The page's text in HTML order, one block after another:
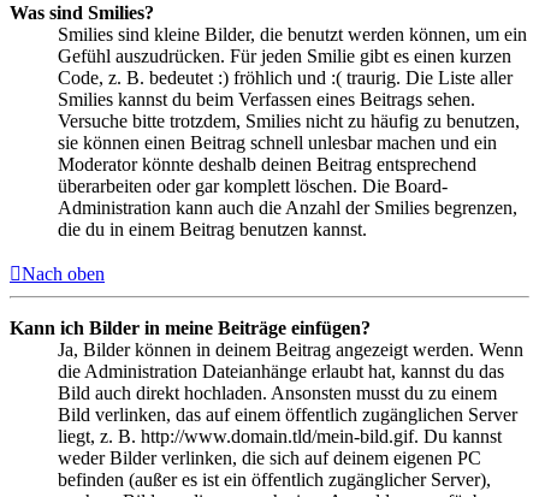
Was sind Smilies?
Smilies sind kleine Bilder, die benutzt werden können, um ein
Gefühl auszudrücken. Für jeden Smilie gibt es einen kurzen
Code, z. B. bedeutet :) fröhlich und :( traurig. Die Liste aller
Smilies kannst du beim Verfassen eines Beitrags sehen.
Versuche bitte trotzdem, Smilies nicht zu häufig zu benutzen,
sie können einen Beitrag schnell unlesbar machen und ein
Moderator könnte deshalb deinen Beitrag entsprechend
überarbeiten oder gar komplett löschen. Die Board-
Administration kann auch die Anzahl der Smilies begrenzen,
die du in einem Beitrag benutzen kannst.
Nach oben
Kann ich Bilder in meine Beiträge einfügen?
Ja, Bilder können in deinem Beitrag angezeigt werden. Wenn
die Administration Dateianhänge erlaubt hat, kannst du das
Bild auch direkt hochladen. Ansonsten musst du zu einem
Bild verlinken, das auf einem öffentlich zugänglichen Server
liegt, z. B. http://www.domain.tld/mein-bild.gif. Du kannst
weder Bilder verlinken, die sich auf deinem eigenen PC
befinden (außer es ist ein öffentlich zugänglicher Server),